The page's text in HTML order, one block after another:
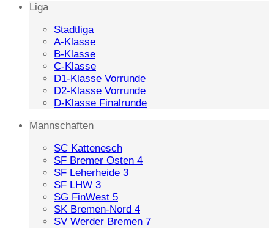
Liga
Stadtliga
A-Klasse
B-Klasse
C-Klasse
D1-Klasse Vorrunde
D2-Klasse Vorrunde
D-Klasse Finalrunde
Mannschaften
SC Kattenesch
SF Bremer Osten 4
SF Leherheide 3
SF LHW 3
SG FinWest 5
SK Bremen-Nord 4
SV Werder Bremen 7